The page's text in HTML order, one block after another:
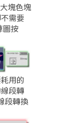
塊色塊
需要
圖按
用的
段轉
段轉換